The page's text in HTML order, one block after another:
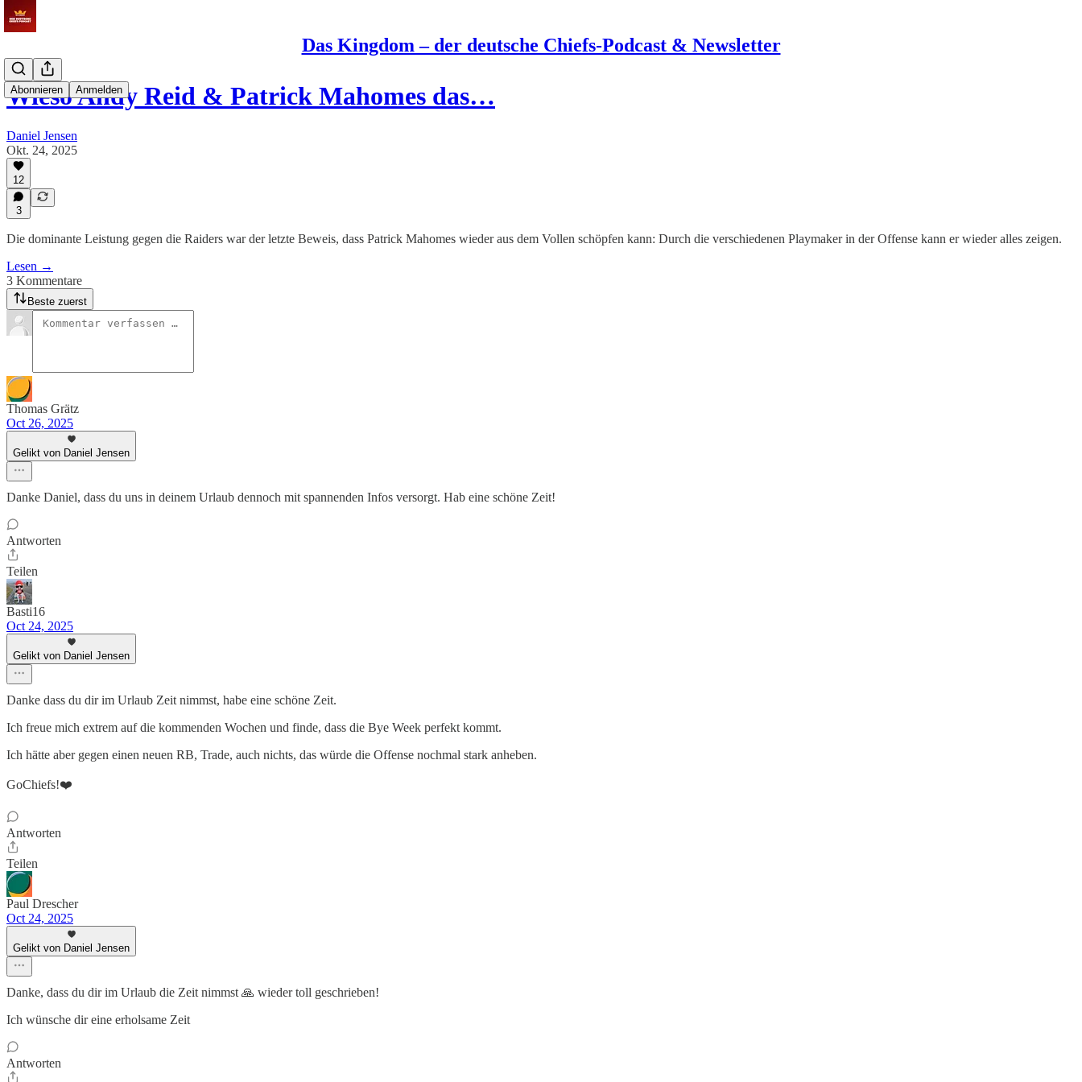
Das Kingdom – der deutsche Chiefs-Podcast & Newsletter
Abonnieren Anmelden
Wieso Andy Reid & Patrick Mahomes das…
Daniel Jensen
Okt. 24, 2025
12
3
Die dominante Leistung gegen die Raiders war der letzte Beweis, dass Patrick Mahomes wieder aus dem Vollen schöpfen kann: Durch die verschiedenen Playmaker in der Offense kann er wieder alles zeigen.
Lesen →
3 Kommentare
Beste zuerst
Thomas Grätz
Oct 26, 2025
Gelikt von Daniel Jensen
Danke Daniel, dass du uns in deinem Urlaub dennoch mit spannenden Infos versorgt. Hab eine schöne Zeit!
Antworten
Teilen
Basti16
Oct 24, 2025
Gelikt von Daniel Jensen
Danke dass du dir im Urlaub Zeit nimmst, habe eine schöne Zeit.
Ich freue mich extrem auf die kommenden Wochen und finde, dass die Bye Week perfekt kommt.
Ich hätte aber gegen einen neuen RB, Trade, auch nichts, das würde die Offense nochmal stark anheben.
GoChiefs!❤️
Antworten
Teilen
Paul Drescher
Oct 24, 2025
Gelikt von Daniel Jensen
Danke, dass du dir im Urlaub die Zeit nimmst 🙏 wieder toll geschrieben!
Ich wünsche dir eine erholsame Zeit
Antworten